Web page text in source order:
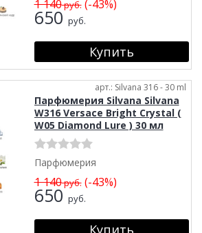
1 140руб.(-43%)
650 руб.
арт.: Silvana 316 - 30 ml
Парфюмерия Silvana Silvana
W316 Versace Bright Crystal (
W05 Diamond Lure ) 30 мл
Парфюмерия
1 140руб.(-43%)
650 руб.